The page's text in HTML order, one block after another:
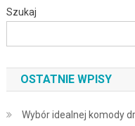
Szukaj
OSTATNIE WPISY
Wybór idealnej komody